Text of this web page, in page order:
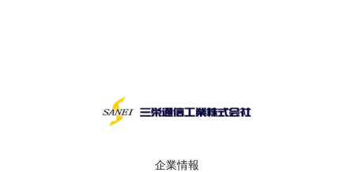
企業情報